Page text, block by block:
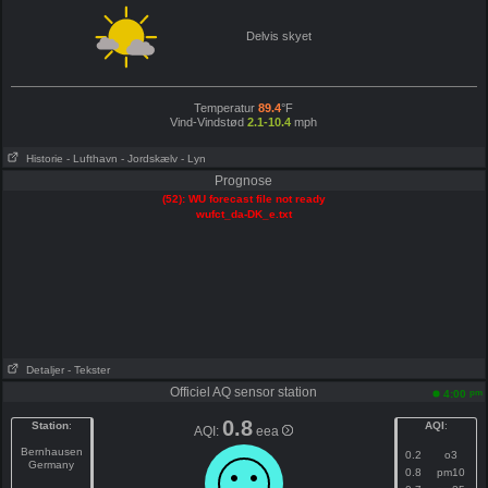
Delvis skyet
Temperatur89.4°F
Vind-Vindstød 2.1-10.4 mph
Historie - Lufthavn - Jordskælv - Lyn
Prognose
(52): WU forecast file not ready
wufct_da-DK_e.txt
Detaljer - Tekster
Officiel AQ sensor station 4:00 pm
Station:
Bernhausen
Germany
AQI:0.8 eea AQI:
0.2
o3
0.8
pm10